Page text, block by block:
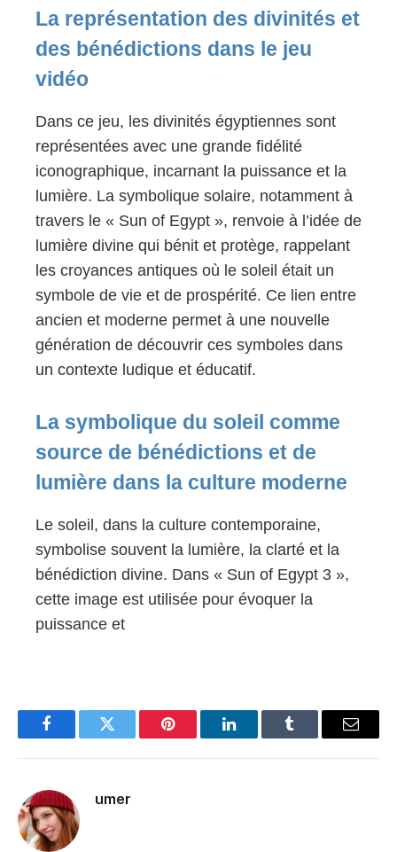
La représentation des divinités et
des bénédictions dans le jeu
vidéo
Dans ce jeu, les divinités égyptiennes sont
représentées avec une grande fidélité
iconographique, incarnant la puissance et la
lumière. La symbolique solaire, notamment à
travers le « Sun of Egypt », renvoie à l’idée de
lumière divine qui bénit et protège, rappelant
les croyances antiques où le soleil était un
symbole de vie et de prospérité. Ce lien entre
ancien et moderne permet à une nouvelle
génération de découvrir ces symboles dans
un contexte ludique et éducatif.
La symbolique du soleil comme
source de bénédictions et de
lumière dans la culture moderne
Le soleil, dans la culture contemporaine,
symbolise souvent la lumière, la clarté et la
bénédiction divine. Dans « Sun of Egypt 3 »,
cette image est utilisée pour évoquer la
puissance et
FacebookTwitter Pinterest LinkedInTumblr Email
umer